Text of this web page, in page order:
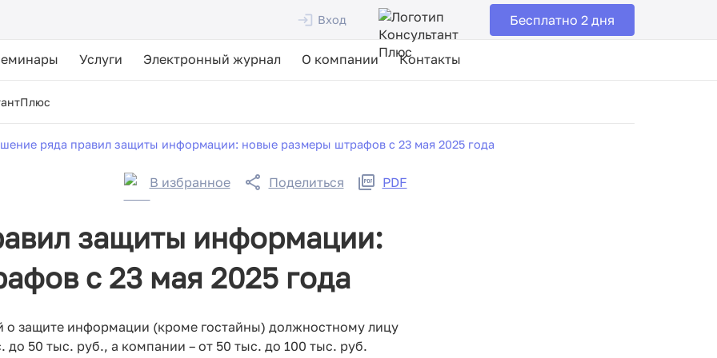
Вход Бесплатно 2 дня
Услуги Электронный журнал О компании Контакты
ряда правил защиты информации: новые размеры штрафов с 23 мая 2025 года
В избранное Поделиться PDF
защиты информации:
с 23 мая 2025 года
о защите информации (кроме гостайны) должностному лицу
50 тыс. руб., а компании – от 50 тыс. до 100 тыс. руб.